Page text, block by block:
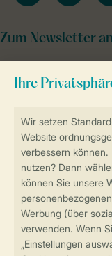
Sicher und
Sichere
Sicheres
Zum Newsletter